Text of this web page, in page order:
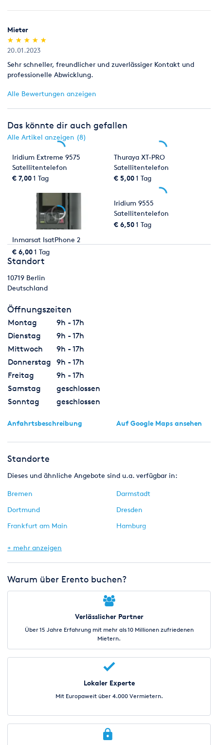
Mieter
(*)
★
★
(*) ★
★
(*) ★
★
(*) ★
★
(*) ★
★
20.01.2023
Sehr schneller, freundlicher und zuverlässiger Kontakt und
professionelle Abwicklung.
Alle Bewertungen anzeigen
Das könnte dir auch gefallen
Alle Artikel anzeigen (8)
Iridium Extreme 9575
Satellitentelefon
€ 7,001 Tag
Thuraya XT-PRO
Satellitentelefon
€ 5,001 Tag
Inmarsat IsatPhone 2
€ 6,001 Tag
Iridium 9555
Satellitentelefon
€ 6,501 Tag
Standort
10719 Berlin
Deutschland
Öffnungszeiten
Montag
9h - 17h
Dienstag
9h - 17h
Mittwoch
9h - 17h
Donnerstag
9h - 17h
Freitag
9h - 17h
Samstag
geschlossen
Sonntag
geschlossen
Anfahrtsbeschreibung Auf Google Maps ansehen
Standorte
Dieses und ähnliche Angebote sind u.a. verfügbar in:
Bremen
Darmstadt
Dortmund
Dresden
Frankfurt am Main
Hamburg
Stuttgart
+ mehr anzeigen
Warum über Erento buchen?
Verlässlicher Partner
Über 15 Jahre Erfahrung mit mehr als 10 Millionen zufriedenen
Mietern.
Lokaler Experte
Mit Europaweit über 4.000 Vermietern.